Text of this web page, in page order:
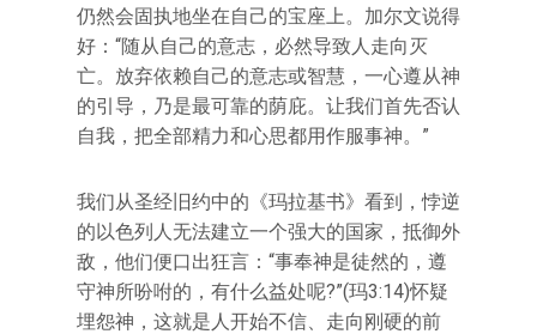
仍然会固执地坐在自己的宝座上。加尔文说得
好：“随从自己的意志，必然导致人走向灭
亡。放弃依赖自己的意志或智慧，一心遵从神
的引导，乃是最可靠的荫庇。让我们首先否认
自我，把全部精力和心思都用作服事神。”
我们从圣经旧约中的《玛拉基书》看到，悖逆
的以色列人无法建立一个强大的国家，抵御外
敌，他们便口出狂言：“事奉神是徒然的，遵
守神所吩咐的，有什么益处呢?”(玛3:14)怀疑
埋怨神，这就是人开始不信、走向刚硬的前